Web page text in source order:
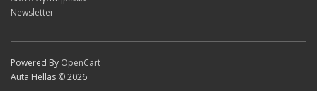
Newsletter
Powered By OpenCart
Auta Hellas © 2026